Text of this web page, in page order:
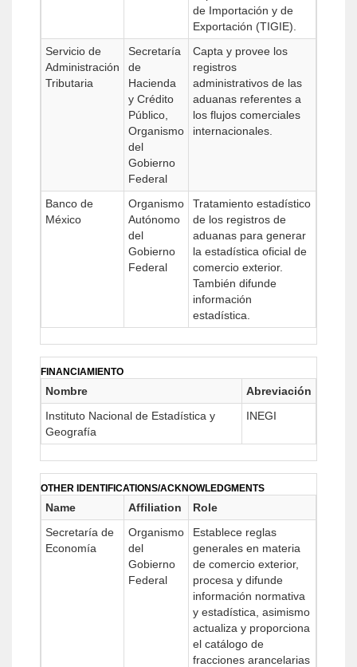
de Importación y de
Exportación (TIGIE).
Servicio de
Administración
Tributaria
Secretaría
de
Hacienda
y Crédito
Público,
Organismo
del
Gobierno
Federal
Capta y provee los
registros
administrativos de las
aduanas referentes a
los flujos comerciales
internacionales.
Banco de
México
Organismo
Autónomo
del
Gobierno
Federal
Tratamiento estadístico
de los registros de
aduanas para generar
la estadística oficial de
comercio exterior.
También difunde
información
estadística.
FINANCIAMIENTO
Nombre
Abreviación
Instituto Nacional de Estadística y
Geografía
INEGI
OTHER IDENTIFICATIONS/ACKNOWLEDGMENTS
Name Affiliation
Role
Secretaría de
Economía
Organismo
del
Gobierno
Federal
Establece reglas
generales en materia
de comercio exterior,
procesa y difunde
información normativa
y estadística, asimismo
actualiza y proporciona
el catálogo de
fracciones arancelarias